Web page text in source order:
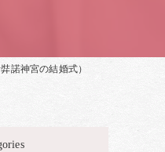
諾神宮の結婚式）